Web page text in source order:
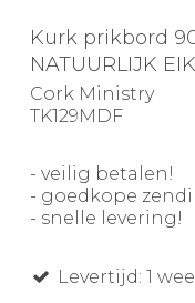
Kurk prikbord
NATUURLIJK
Cork Ministry
TK129MDF
- veilig betalen!
- goedkope
- snelle levering!
Levertijd: 1